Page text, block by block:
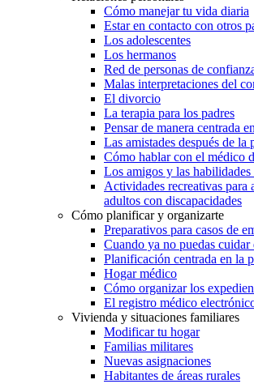
Cómo manejar tu vida diaria
Estar en contacto con otros
Los adolescentes
Los hermanos
Red de personas de
Malas interpretaciones del
El divorcio
La terapia para los padres
Pensar de manera centrada
Las amistades después de la
Cómo hablar con el médico
Los amigos y las habilidades
Actividades recreativas para
adultos con discapacidades
Cómo planificar y organizarte
Preparativos para casos de
Cuando ya no puedas
Planificación centrada en la
Hogar médico
Cómo organizar los
El registro médico
Vivienda y situaciones familiares
Modificar tu hogar
Familias militares
Nuevas asignaciones
Habitantes de áreas rurales